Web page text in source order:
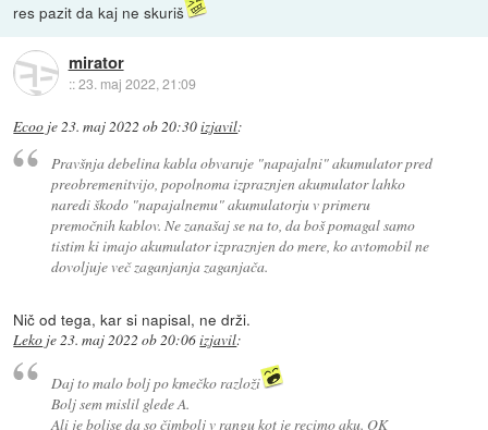
res pazit da kaj ne skuriš
mirator
::23. maj 2022, 21:09
Ecoo je23. maj 2022 ob 20:30izjavil:
Pravšnja debelina kabla obvaruje "napajalni" akumulator pred
preobremenitvijo, popolnoma izpraznjen akumulator lahko
naredi škodo "napajalnemu" akumulatorju v primeru
premočnih kablov. Ne zanašaj se na to, da boš pomagal samo
tistim ki imajo akumulator izpraznjen do mere, ko avtomobil ne
dovoljuje več zaganjanja zaganjača.
Nič od tega, kar si napisal, ne drži.
Leko je23. maj 2022 ob 20:06izjavil:
Daj to malo bolj po kmečko razloži
Bolj sem mislil glede A.
Ali je boljse da so čimbolj v rangu kot je recimo aku. OK